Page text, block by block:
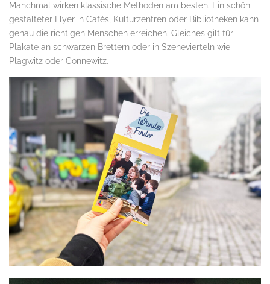
Manchmal wirken klassische Methoden am besten. Ein schön
gestalteter Flyer in Cafés, Kulturzentren oder Bibliotheken kann
genau die richtigen Menschen erreichen. Gleiches gilt für
Plakate an schwarzen Brettern oder in Szenevierteln wie
Plagwitz oder Connewitz.